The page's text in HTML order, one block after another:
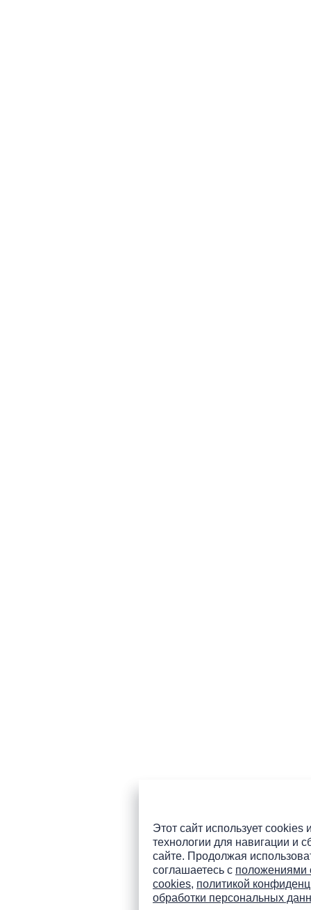
Этот сайт использует cookies
технологии для навигации и
сайте. Продолжая
соглашаетесь с положениями
cookies, политикой
обработки персональных